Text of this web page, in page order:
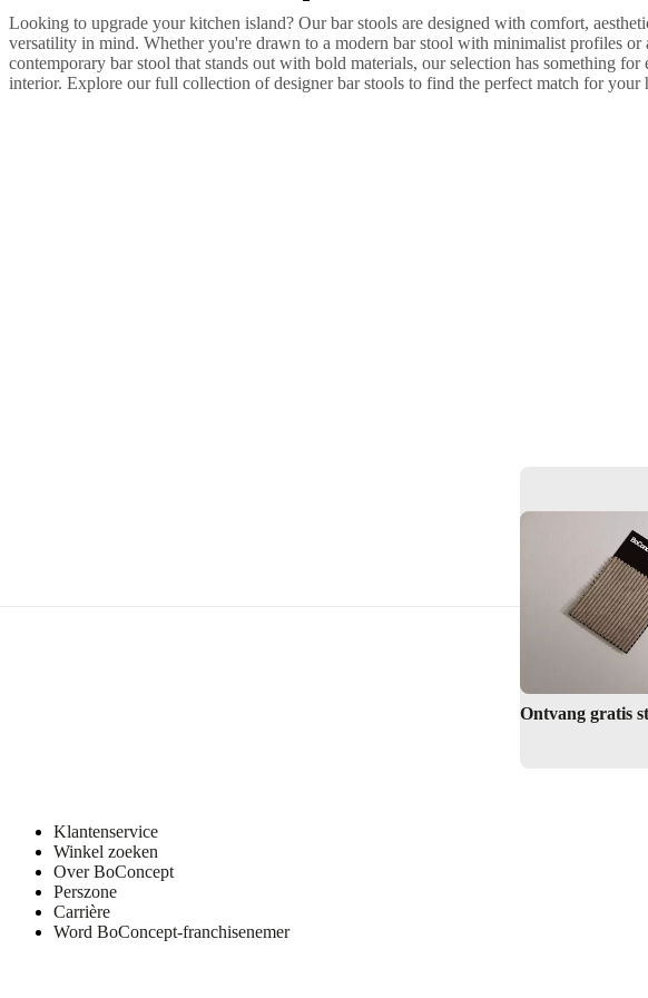
Looking to upgrade your kitchen island? Our bar stools are designed with comfort,
versatility in mind. Whether you're drawn to a modern bar stool with minimalist profiles or
contemporary bar stool that stands out with bold materials, our selection has something for
interior. Explore our full collection of designer bar stools to find the perfect match for your
Ontvang gratis
Klantenservice
Winkel zoeken
Over BoConcept
Perszone
Carrière
Word BoConcept-franchisenemer